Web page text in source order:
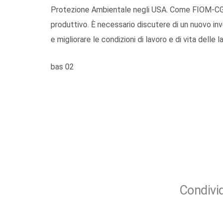
Protezione Ambientale negli USA. Come FIOM-
produttivo. È necessario discutere di un nuovo
e migliorare le condizioni di lavoro e di vita delle
bas 02